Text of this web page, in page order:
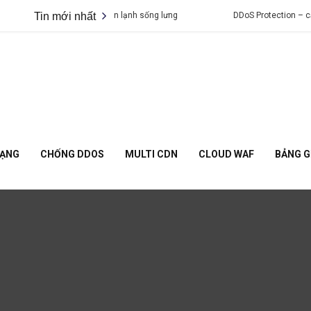
Tin mới nhất
tấn công DDoS khiến bạn lạnh sống lưng DDoS Protection – cạm
CHỐNG DDOS MULTI CDN CLOUD WAF BẢNG